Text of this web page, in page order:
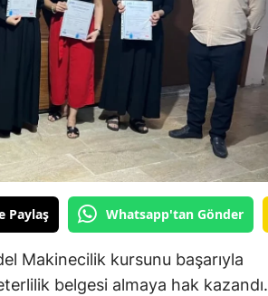
Paylaş Whatsapp'tan Gönder
Makinecilik kursunu başarıyla
belgesi almaya hak kazandı.